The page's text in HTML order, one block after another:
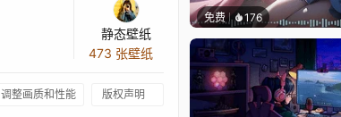
静态壁纸
473 张壁纸
调整画质和性能 版权声明
免费 176